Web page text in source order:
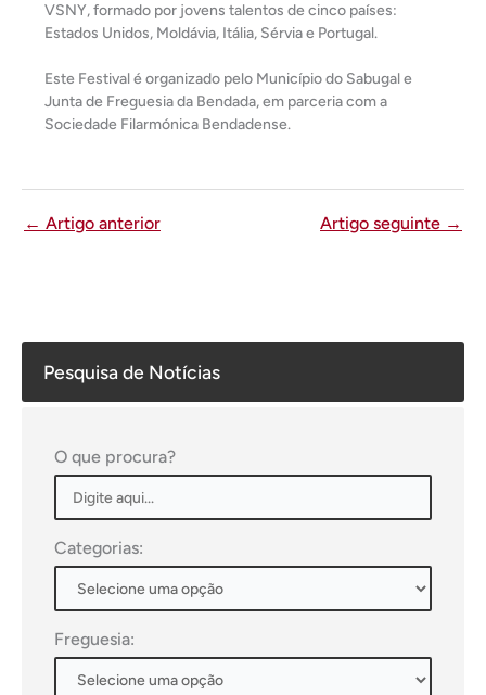
Pesquisa de Notícias
O que procura?
Categorias:
Freguesia:
VSNY, formado por jovens talentos de cinco países:
Estados Unidos, Moldávia, Itália, Sérvia e Portugal.
Este Festival é organizado pelo Município do Sabugal e
Junta de Freguesia da Bendada, em parceria com a
Sociedade Filarmónica Bendadense.
← Artigo anterior Artigo seguinte →